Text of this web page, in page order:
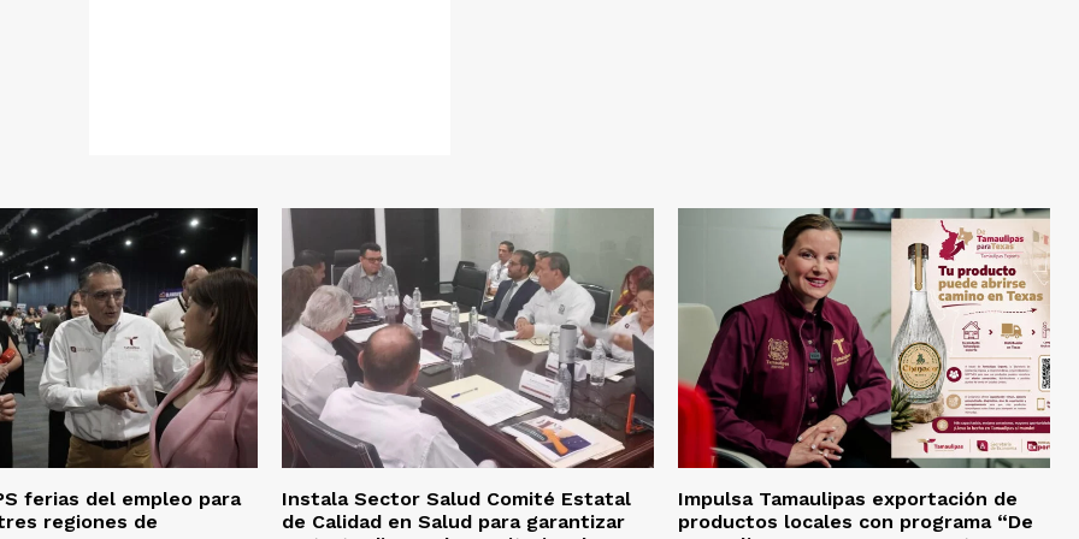
ferias del empleo para
regiones de
Instala Sector Salud Comité Estatal
de Calidad en Salud para garantizar
Impulsa Tamaulipas exportación de
productos locales con programa “De